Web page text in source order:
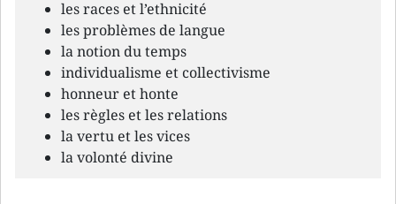
les races et l’ethnicité
les problèmes de langue
la notion du temps
individualisme et collectivisme
honneur et honte
les règles et les relations
la vertu et les vices
la volonté divine